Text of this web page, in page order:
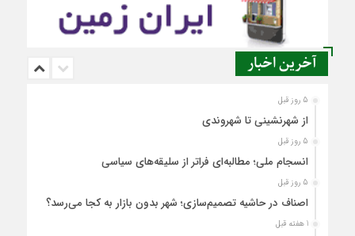
آخرین اخبار
5 روز قبل
از شهرنشینی تا شهروندی
5 روز قبل
انسجام ملی؛ مطالبه‌ای فراتر از سلیقه‌های سیاسی
5 روز قبل
اصناف در حاشیه تصمیم‌سازی؛ شهر بدون بازار به کجا می‌رسد؟
1 هفته قبل